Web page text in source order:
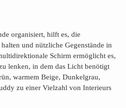
organisiert, hilft es, die
und nützliche Gegenstände in
Schirm ermöglicht es,
lenken, in dem das Licht benötigt
warmem Beige, Dunkelgrau,
zu einer Vielzahl von Interieurs